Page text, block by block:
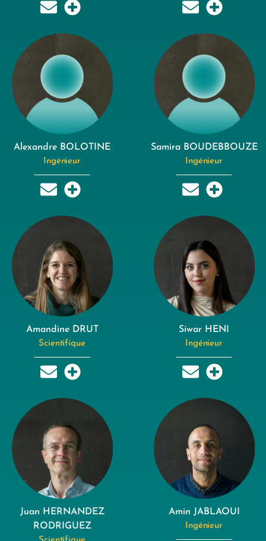
Alexandre BOLOTINE
Ingénieur
Samira BOUDEBBOUZE
Ingénieur
Amandine DRUT
Scientifique
Siwar HENI
Ingénieur
Juan HERNANDEZ
RODRIGUEZ
Amin JABLAOUI
Ingénieur